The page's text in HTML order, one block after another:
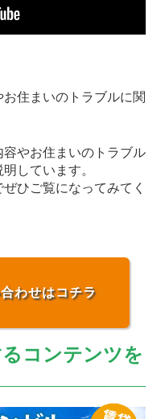
住まいのトラブルに関
やお住まいのトラブル
しています。
ひご覧になってみてく
わせはコチラ
コンテンツを